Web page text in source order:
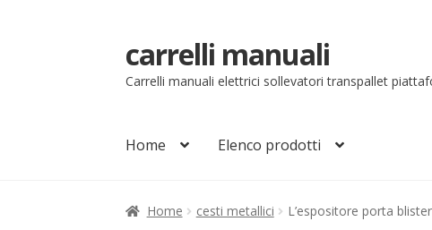
Vai
alla
navigazione
Vai
al
contenuto
carrelli manuali
Carrelli manuali elettrici sollevatori transpallet
Home Elenco prodotti
Home CarrelloChi siamo Come ordinare
Home cesti metallici L’espositore porta